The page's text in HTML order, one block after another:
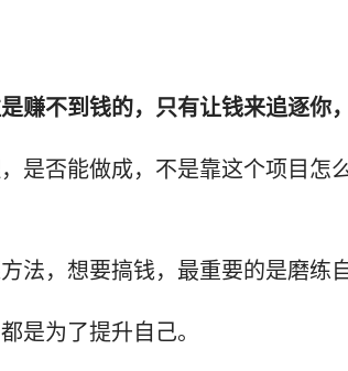
赚不到钱的，只有让钱来追逐你
是否能做成，不是靠这个项目怎
法，想要搞钱，最重要的是磨练自
是为了提升自己。